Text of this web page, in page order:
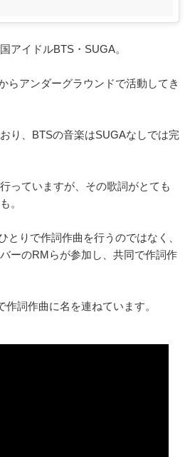
アイドルBTS・SUGA。
らアンダーグラウンドで活動してき
り、BTSの音楽はSUGAなしでは完
っていますが、その歌詞がとても
。
とりで作詞作曲を行うのではなく、
ーのRMらが参加し、共同で作詞作
詞作曲に名を連ねています。